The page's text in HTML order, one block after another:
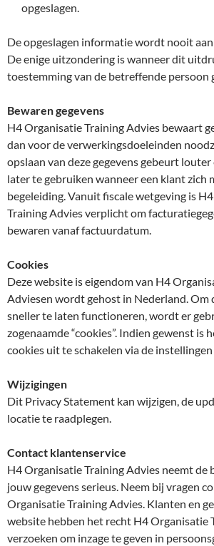
opgeslagen.
De opgeslagen informatie wordt nooit
De enige uitzondering is wanneer dit
toestemming van de betreffende persoon
Bewaren gegevens
H4 Organisatie Training Advies bewaart
dan voor de verwerkingsdoeleinden
opslaan van deze gegevens gebeurt
later te gebruiken wanneer een klant zich
begeleiding. Vanuit fiscale wetgeving is
Training Advies verplicht om
bewaren vanaf factuurdatum.
Cookies
Deze website is eigendom van H4
Adviesen wordt gehost in Nederland. Om
sneller te laten functioneren, wordt er
zogenaamde “cookies”. Indien gewenst is
cookies uit te schakelen via de
Wijzigingen
Dit Privacy Statement kan wijzigen, de
locatie te raadplegen.
Contact klantenservice
H4 Organisatie Training Advies neemt de
jouw gegevens serieus. Neem bij vragen
Organisatie Training Advies. Klanten en
website hebben het recht H4 Organisatie
verzoeken om inzage te geven in